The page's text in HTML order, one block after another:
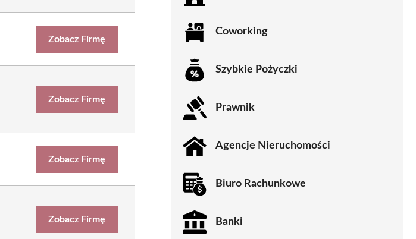
Zobacz Firmę
Zobacz Firmę
Zobacz Firmę
Zobacz Firmę
Coworking
Szybkie Pożyczki
Prawnik
Agencje Nieruchomości
Biuro Rachunkowe
Banki